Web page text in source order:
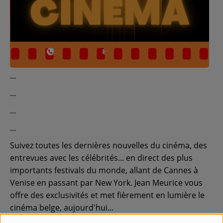
Contact
Régie Publicitaire
Recherche d'un titre
SE CONNECTER
Suivez toutes les dernières nouvelles du cinéma, des
entrevues avec les célébrités... en direct des plus
importants festivals du monde, allant de Cannes à
Venise en passant par New York. Jean Meurice vous
offre des exclusivités et met fièrement en lumière le
cinéma belge, aujourd'hui